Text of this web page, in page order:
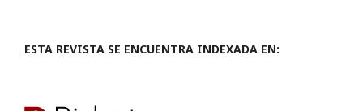
ESTA REVISTA SE ENCUENTRA INDEXADA EN: